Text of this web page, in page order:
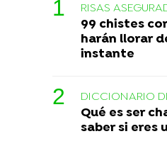
RISAS
99 chistes
harán llorar
instante
DICCIONARIO
Qué es ser
saber si eres